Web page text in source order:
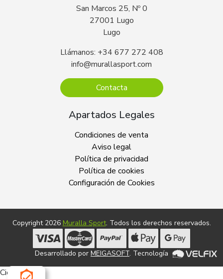
San Marcos 25, Nº 0
27001 Lugo
Lugo
Llámanos: +34 677 272 408
info@murallasport.com
Contacta
Apartados Legales
Condiciones de venta
Aviso legal
Política de privacidad
Política de cookies
Configuración de Cookies
Copyright 2026 Muralla Sport. Todos los derechos reservados.
Desarrollado por MEIGASOFT. Tecnología
Cierra